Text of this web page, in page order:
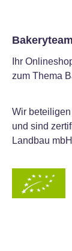
Bakeryteam
Ihr
zum Thema
Wir
und sind
Landbau